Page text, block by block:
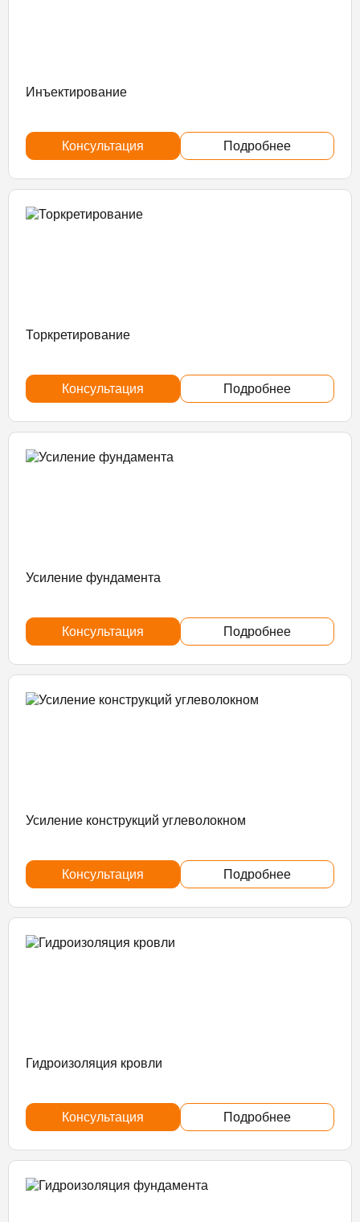
Инъектирование
Консультация Подробнее
Торкретирование
Консультация Подробнее
Усиление фундамента
Консультация Подробнее
Усиление конструкций углеволокном
Консультация Подробнее
Гидроизоляция кровли
Консультация Подробнее